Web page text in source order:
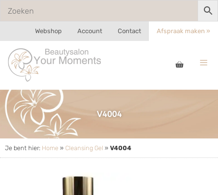
Webshop Account Contact Afspraak maken »
V4004
Je bent hier: Home » Cleansing Gel » V4004